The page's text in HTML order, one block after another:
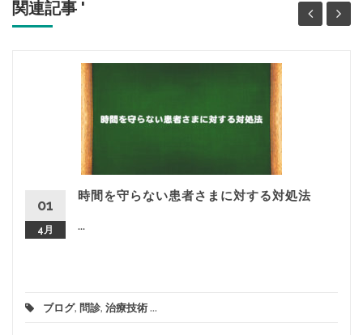
関連記事 '
01
4月
時間を守らない患者さまに対する対処法
...
ブログ, 問診, 治療技術...